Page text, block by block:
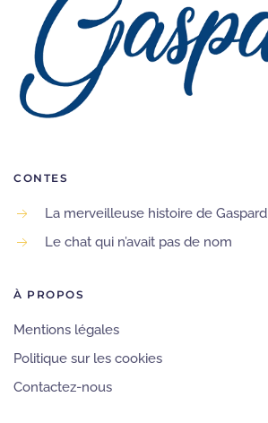
CONTES
La merveilleuse histoire de Gaspard
Le chat qui n’avait pas de nom
À PROPOS
Mentions légales
Politique sur les cookies
Contactez-nous